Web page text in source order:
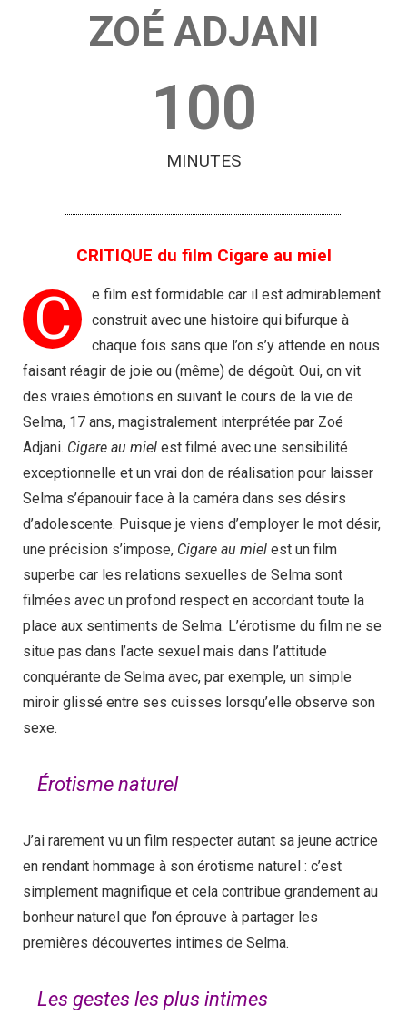
ZOÉ ADJANI
100
MINUTES
CRITIQUE du film Cigare au miel
C
e film est formidable car il est admirablement
construit avec une histoire qui bifurque à
chaque fois sans que l’on s’y attende en nous
faisant réagir de joie ou (même) de dégoût. Oui, on vit
des vraies émotions en suivant le cours de la vie de
Selma, 17 ans, magistralement interprétée par Zoé
Adjani. Cigare au miel est filmé avec une sensibilité
exceptionnelle et un vrai don de réalisation pour laisser
Selma s’épanouir face à la caméra dans ses désirs
d’adolescente. Puisque je viens d’employer le mot désir,
une précision s’impose, Cigare au miel est un film
superbe car les relations sexuelles de Selma sont
filmées avec un profond respect en accordant toute la
place aux sentiments de Selma. L’érotisme du film ne se
situe pas dans l’acte sexuel mais dans l’attitude
conquérante de Selma avec, par exemple, un simple
miroir glissé entre ses cuisses lorsqu’elle observe son
sexe.
Érotisme naturel
J’ai rarement vu un film respecter autant sa jeune actrice
en rendant hommage à son érotisme naturel : c’est
simplement magnifique et cela contribue grandement au
bonheur naturel que l’on éprouve à partager les
premières découvertes intimes de Selma.
Les gestes les plus intimes